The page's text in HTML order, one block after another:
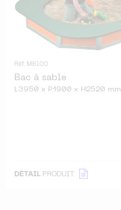
Réf. MB100
Bac à sable
L3950 x P1900 x H2520 mm
DÉTAIL PRODUIT